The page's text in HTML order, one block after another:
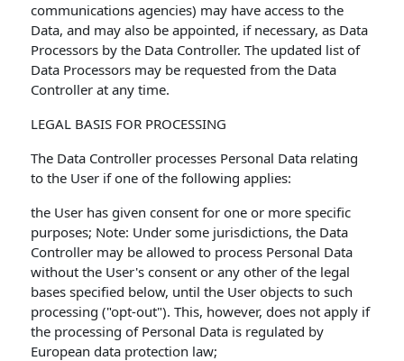
communications agencies) may have access to the
Data, and may also be appointed, if necessary, as Data
Processors by the Data Controller. The updated list of
Data Processors may be requested from the Data
Controller at any time.
LEGAL BASIS FOR PROCESSING
The Data Controller processes Personal Data relating
to the User if one of the following applies:
the User has given consent for one or more specific
purposes; Note: Under some jurisdictions, the Data
Controller may be allowed to process Personal Data
without the User's consent or any other of the legal
bases specified below, until the User objects to such
processing ("opt-out"). This, however, does not apply if
the processing of Personal Data is regulated by
European data protection law;